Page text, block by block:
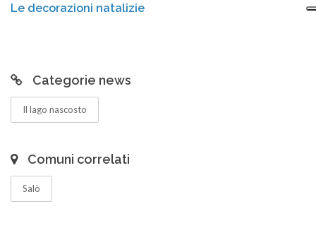
decorazioni natalizie
Categorie news
Il lago nascosto
Comuni correlati
Salò